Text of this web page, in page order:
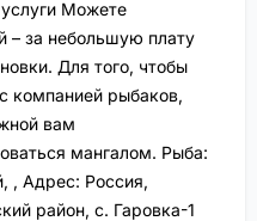
Можете
– за небольшую плату
Для того, чтобы
компанией рыбаков,
вам
мангалом. Рыба:
, Адрес: Россия,
район, с. Гаровка-1